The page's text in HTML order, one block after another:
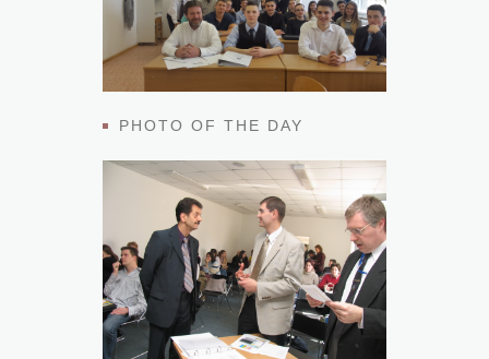
PHOTO OF THE DAY